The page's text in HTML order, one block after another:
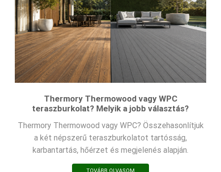
Thermory Thermowood vagy WPC
teraszburkolat? Melyik a jobb választás?
Thermory Thermowood vagy WPC? Összehasonlítjuk
a két népszerű teraszburkolatot tartósság,
karbantartás, hőérzet és megjelenés alapján.